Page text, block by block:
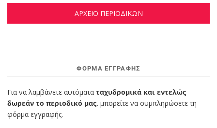
ΑΡΧΕΙΟ ΠΕΡΙΟΔΙΚΩΝ
ΦΌΡΜΑ ΕΓΓΡΑΦΉΣ
Για να λαμβάνετε αυτόματα ταχυδρομικά και εντελώς
δωρεάν το περιοδικό μας, μπορείτε να συμπληρώσετε τη
φόρμα εγγραφής.